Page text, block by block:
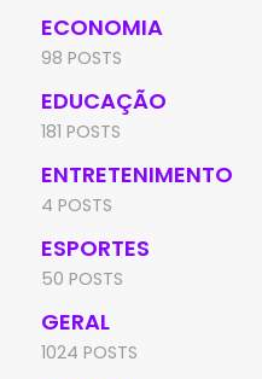
ECONOMIA
98 POSTS
EDUCAÇÃO
181 POSTS
ENTRETENIMENTO
4 POSTS
ESPORTES
50 POSTS
GERAL
1024 POSTS